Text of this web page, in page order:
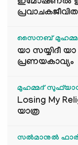
ഇമോഷണൽ
സൈനബ്
യാ സയ്യിദീ
പ്രണയകാവ്യം
മുഹമ്മദ്
Losing My
യാത്ര
സൽമാനുൽ